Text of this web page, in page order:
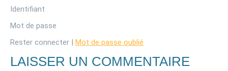
Identifiant
Mot de passe
Rester connecter | Mot de passe oublié
LAISSER UN COMMENTAIRE